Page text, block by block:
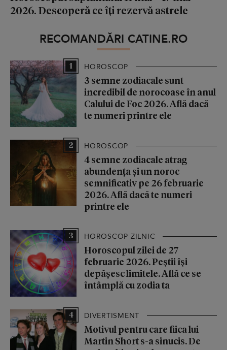
2026. Descoperă ce îți rezervă astrele
RECOMANDĂRI CATINE.RO
1 HOROSCOP
3 semne zodiacale sunt
incredibil de norocoase în anul
Calului de Foc 2026. Află dacă
te numeri printre ele
2 HOROSCOP
4 semne zodiacale atrag
abundența și un noroc
semnificativ pe 26 februarie
2026. Află dacă te numeri
printre ele
3 HOROSCOP ZILNIC
Horoscopul zilei de 27
februarie 2026. Peștii își
depășesc limitele. Află ce se
întâmplă cu zodia ta
4 DIVERTISMENT
Motivul pentru care fiica lui
Martin Short s-a sinucis. De